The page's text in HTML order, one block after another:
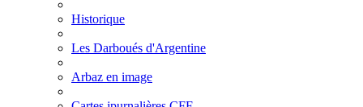
Historique
Les Darboués d'Argentine
Arbaz en image